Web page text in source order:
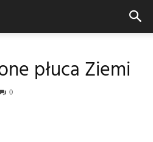
ekologiczna
płuca Ziemi
0